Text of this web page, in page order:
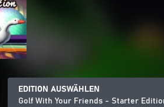
EDITION AUSWÄHLEN
Golf With Your Friends - Starter